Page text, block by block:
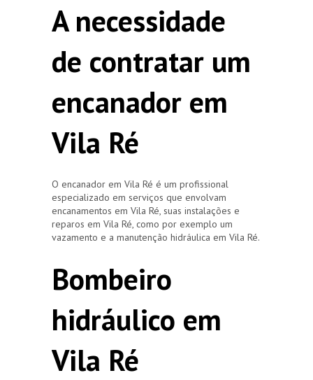
A necessidade
de contratar um
encanador em
Vila Ré
O encanador em Vila Ré é um profissional
especializado em serviços que envolvam
encanamentos em Vila Ré, suas instalações e
reparos em Vila Ré, como por exemplo um
vazamento e a manutenção hidráulica em Vila Ré.
Bombeiro
hidráulico em
Vila Ré